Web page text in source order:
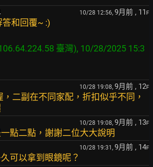
10/28 12:56, 9月前 , 11 F
和回覆~ :)
臺灣), 10/28/2025 15:3
10/28 19:08, 9月前 , 12F
，二副在不同家配，折扣似乎不同，
10/28 19:08, 9月前 , 13F
點二點，謝謝二位大大說明
10/28 19:31, 9月前 , 14F
可以拿到眼鏡呢？